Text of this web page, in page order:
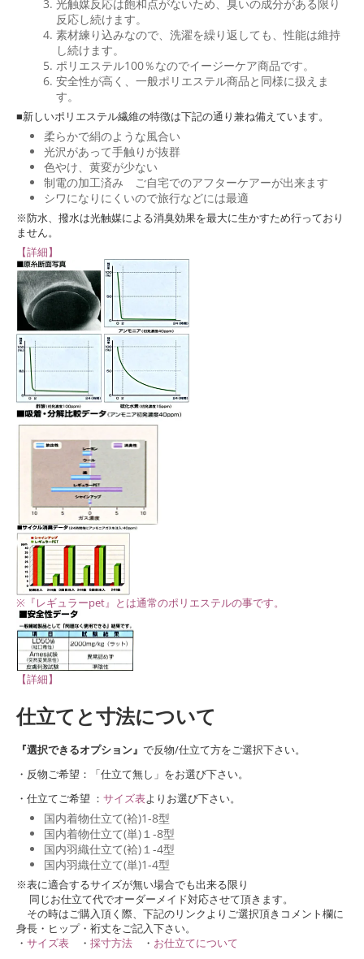
光触媒反応は飽和点がないため、臭いの成分がある限り
反応し続けます。
素材練り込みなので、洗濯を繰り返しても、性能は維持
し続けます。
ポリエステル100％なのでイージーケア商品です。
安全性が高く、一般ポリエステル商品と同様に扱えま
す。
■新しいポリエステル繊維の特徴は下記の通り兼ね備えています。
柔らかで絹のような風合い
光沢があって手触りが抜群
色やけ、黄変が少ない
制電の加工済み ご自宅でのアフターケアーが出来ます
シワになりにくいので旅行などには最適
※防水、撥水は光触媒による消臭効果を最大に生かすため行っており
ません。
【詳細】
※『レギュラーpet』とは通常のポリエステルの事です。
【詳細】
仕立てと寸法について
『選択できるオプション』 で反物/仕立て方をご選択下さい。
・反物ご希望：「仕立て無し」をお選び下さい。
・仕立てご希望 ： サイズ表よりお選び下さい。
国内着物仕立て(袷)1-8型
国内着物仕立て(単)１-8型
国内羽織仕立て(袷)１-4型
国内羽織仕立て(単)1-4型
※表に適合するサイズが無い場合でも出来る限り
同じお仕立て代でオーダーメイド対応させて頂きます。
その時はご購入頂く際、下記のリンクよりご選択頂きコメント欄に
身長・ヒップ・裄丈をご記入下さい。
・ サイズ表 ・ 採寸方法 ・ お仕立てについて